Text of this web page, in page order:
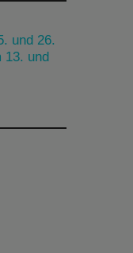
und 26.
13. und